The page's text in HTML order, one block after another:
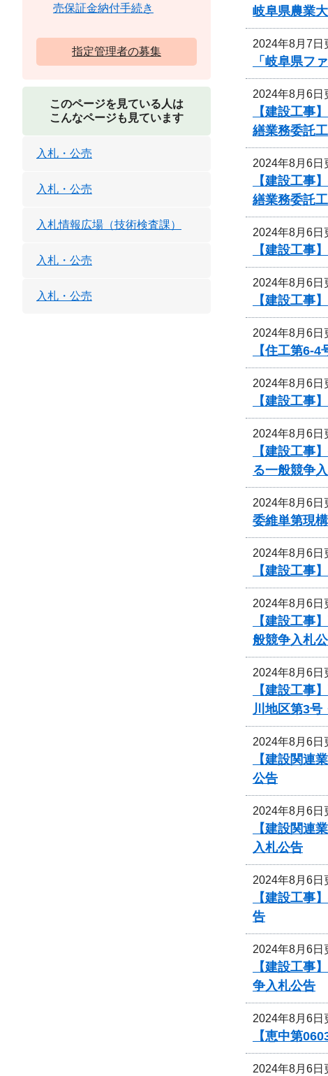
岐阜県農業
2024年8月7日
「岐阜県フ
2024年8月6日
【建設工事
繕業務委託
2024年8月6日
【建設工事
繕業務委託
2024年8月6日
【建設工事
2024年8月6日
【建設工事
2024年8月6日
【住工第6-
2024年8月6日
【建設工事
2024年8月6日
【建設工
る一般競争
2024年8月6日
委維単第現
2024年8月6日
【建設工事
2024年8月6日
【建設工事
般競争入札
2024年8月6日
【建設工事
川地区第3号
2024年8月6日
【建設関
公告
2024年8月6日
【建設関連
入札公告
2024年8月6日
【建設工事
告
2024年8月6日
【建設工事
争入札公告
2024年8月6日
【恵中第
2024年8月6日
売保証金納付手続き
指定管理者の募集
このページを見ている人は
こんなページも見ています
入札・公売
入札・公売
入札情報広場（技術検査課）
入札・公売
入札・公売